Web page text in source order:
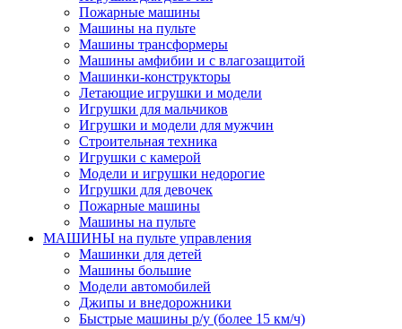
Пожарные машины
Машины на пульте
Машины трансформеры
Машины амфибии и с влагозащитой
Машинки-конструкторы
Летающие игрушки и модели
Игрушки для мальчиков
Игрушки и модели для мужчин
Строительная техника
Игрушки с камерой
Модели и игрушки недорогие
Игрушки для девочек
Пожарные машины
Машины на пульте
МАШИНЫ на пульте управления
Машинки для детей
Машины большие
Модели автомобилей
Джипы и внедорожники
Быстрые машины р/у (более 15 км/ч)